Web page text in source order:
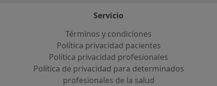
Servicio
Términos y condiciones
Política privacidad pacientes
Política privacidad profesionales
Política de privacidad para determinados
profesionales de la salud